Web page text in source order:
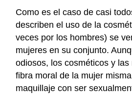
Como es el caso de casi
describen el uso de la
veces por los hombres) se
mujeres en su conjunto.
odiosos, los cosméticos y
fibra moral de la mujer
maquillaje con ser